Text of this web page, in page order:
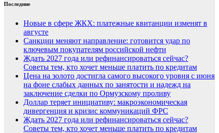
Последние
Новые в сфере ЖКХ: платежные квитанции изменят в
августе
Санкции меняют направление: готовится удар по
ключевым покупателям российской нефти
Ждать 2027 года или рефинансироваться сейчас?
Советы тем, кто хочет меньше платить по кредитам
Цена на золото достигла самого высокого уровня с июня
на фоне слабых данных по занятости и надежд на
заключение сделки по Ормузскому проливу
Доллар теряет инициативу: макроэкономическая
дивергенция и кризис коммуникаций ФРС
Ждать 2027 года или рефинансироваться сейчас?
Советы тем, кто хочет меньше платить по кредитам